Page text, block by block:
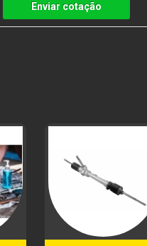
Enviar cotação